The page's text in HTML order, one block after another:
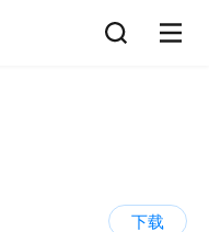
下载